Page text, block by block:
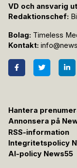
VD och ansvarig
Redaktionschef:
Bolag: Timeless
Kontakt:
Hantera
Annonsera på
RSS-information
Integritetspolicy
AI-policy News55